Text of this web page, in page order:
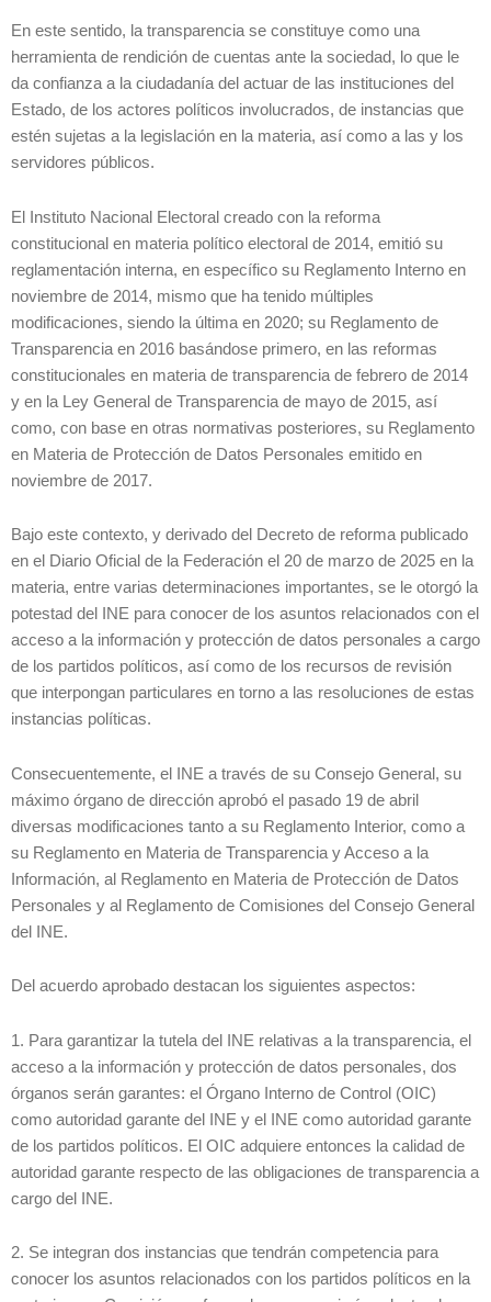
En este sentido, la transparencia se constituye como una
herramienta de rendición de cuentas ante la sociedad, lo que le
da confianza a la ciudadanía del actuar de las instituciones del
Estado, de los actores políticos involucrados, de instancias que
estén sujetas a la legislación en la materia, así como a las y los
servidores públicos.
El Instituto Nacional Electoral creado con la reforma
constitucional en materia político electoral de 2014, emitió su
reglamentación interna, en específico su Reglamento Interno en
noviembre de 2014, mismo que ha tenido múltiples
modificaciones, siendo la última en 2020; su Reglamento de
Transparencia en 2016 basándose primero, en las reformas
constitucionales en materia de transparencia de febrero de 2014
y en la Ley General de Transparencia de mayo de 2015, así
como, con base en otras normativas posteriores, su Reglamento
en Materia de Protección de Datos Personales emitido en
noviembre de 2017.
Bajo este contexto, y derivado del Decreto de reforma publicado
en el Diario Oficial de la Federación el 20 de marzo de 2025 en la
materia, entre varias determinaciones importantes, se le otorgó la
potestad del INE para conocer de los asuntos relacionados con el
acceso a la información y protección de datos personales a cargo
de los partidos políticos, así como de los recursos de revisión
que interpongan particulares en torno a las resoluciones de estas
instancias políticas.
Consecuentemente, el INE a través de su Consejo General, su
máximo órgano de dirección aprobó el pasado 19 de abril
diversas modificaciones tanto a su Reglamento Interior, como a
su Reglamento en Materia de Transparencia y Acceso a la
Información, al Reglamento en Materia de Protección de Datos
Personales y al Reglamento de Comisiones del Consejo General
del INE.
Del acuerdo aprobado destacan los siguientes aspectos:
1. Para garantizar la tutela del INE relativas a la transparencia, el
acceso a la información y protección de datos personales, dos
órganos serán garantes: el Órgano Interno de Control (OIC)
como autoridad garante del INE y el INE como autoridad garante
de los partidos políticos. El OIC adquiere entonces la calidad de
autoridad garante respecto de las obligaciones de transparencia a
cargo del INE.
2. Se integran dos instancias que tendrán competencia para
conocer los asuntos relacionados con los partidos políticos en la